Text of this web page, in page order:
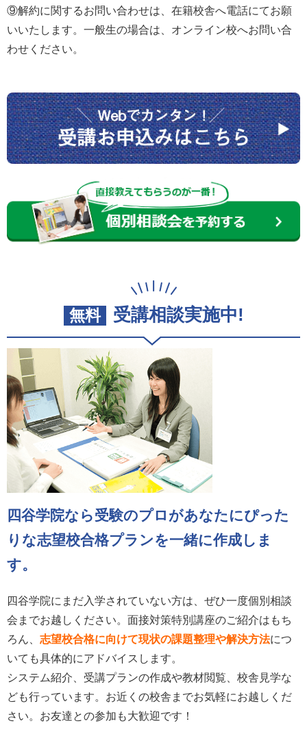
⑨解約に関するお問い合わせは、在籍校舎へ電話にてお願
いいたします。一般生の場合は、オンライン校へお問い合
わせください。
無料 受講相談実施中!
四谷学院なら受験のプロがあなたにぴった
りな志望校合格プランを一緒に作成しま
す。
四谷学院にまだ入学されていない方は、ぜひ一度個別相談
会までお越しください。面接対策特別講座のご紹介はもち
ろん、 志望校合格に向けて現状の課題整理や解決方法につ
いても具体的にアドバイスします。
システム紹介、受講プランの作成や教材閲覧、校舎見学な
ども行っています。お近くの校舎までお気軽にお越しくだ
さい。お友達との参加も大歓迎です！